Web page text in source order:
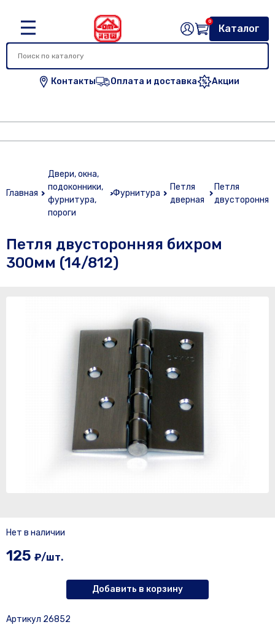
Контакты Оплата и доставка Акции
Каталог
0
Главная
Двери, окна,
подоконники,
фурнитура,
пороги
Фурнитура
Петля
дверная
Петля
двусторонняя
Петля двусторонняя бихром
300мм (14/812)
Нет в наличии
125 ₽/шт.
Добавить в корзину
Артикул 26852